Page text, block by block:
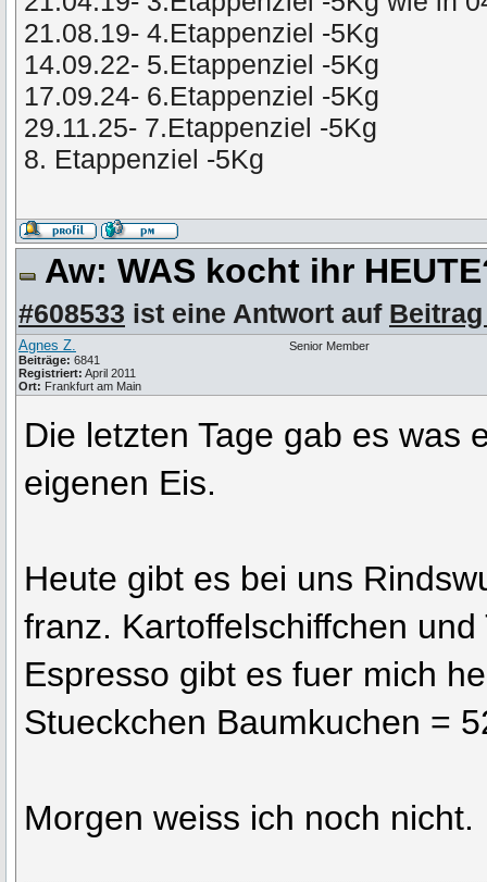
21.08.19- 4.Etappenziel -5Kg
14.09.22- 5.Etappenziel -5Kg
17.09.24- 6.Etappenziel -5Kg
29.11.25- 7.Etappenziel -5Kg
8. Etappenziel -5Kg
Aw: WAS kocht ihr
#608533 ist eine Antwort auf Beitrag
Agnes Z.
Beiträge: 6841
Registriert: April 2011
Ort: Frankfurt am Main
Senior Member
Die letzten Tage gab es was
eigenen Eis.
Heute gibt es bei uns
franz. Kartoffelschiffchen
Espresso gibt es fuer mich
Stueckchen Baumkuchen =
Morgen weiss ich noch nicht.